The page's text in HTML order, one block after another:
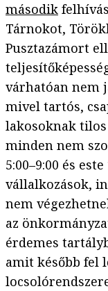
második
Tárnokot,
Pusztazámort
várhatóan nem
mivel tartós,
lakosoknak tilos
minden nem
5:00–9:00 és
vállalkozások,
nem
az
érdemes
amit később fel